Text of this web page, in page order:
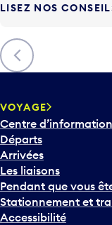
Précédent
LISEZ NOS
VOYAGE
Centre d’information
Départs
Arrivées
Les liaisons
Pendant que vous
Stationnement et
Accessibilité